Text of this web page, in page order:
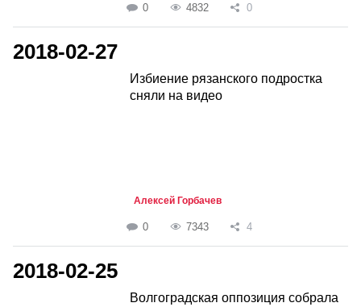
0 4832 0
2018-02-27
Избиение рязанского подростка
сняли на видео
Алексей Горбачев
0 7343 4
2018-02-25
Волгоградская оппозиция собрала